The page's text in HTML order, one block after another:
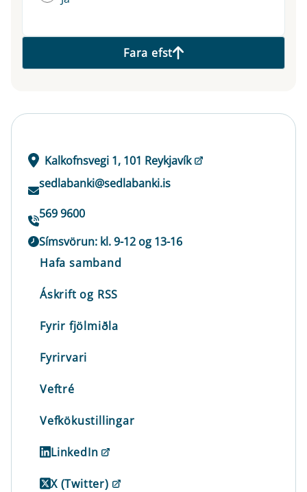
Fara efst
Kalkofnsvegi 1, 101 Reykjavík
sedlabanki@sedlabanki.is
569 9600
Símsvörun: kl. 9-12 og 13-16
Hafa samband
Áskrift og RSS
Fyrir fjölmiðla
Fyrirvari
Veftré
Vefkökustillingar
LinkedIn
X (Twitter)